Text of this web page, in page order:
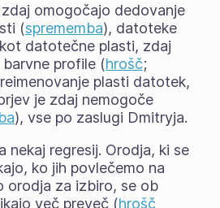
omogočajo dedovanje
(sprememba), datoteke
datotečne plasti, zdaj
profile (hrošč;
plasti datotek,
je zdaj nemogoče
), vse po zaslugi Dmitryja.
nekaj regresij. Orodja, ki se
ko jih povlečemo na
orodja za izbiro, se ob
več preveč (hrošč